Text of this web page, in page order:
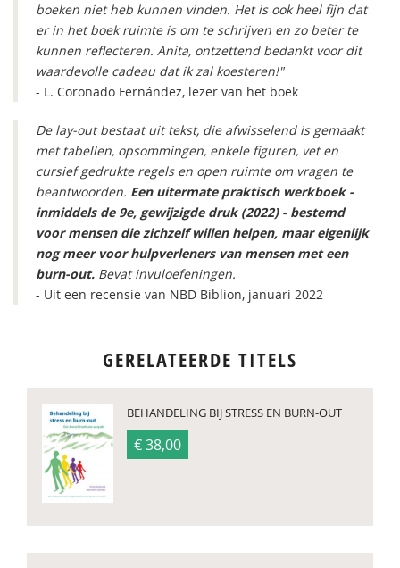
boeken niet heb kunnen vinden. Het is ook heel fijn dat
er in het boek ruimte is om te schrijven en zo beter te
kunnen reflecteren. Anita, ontzettend bedankt voor dit
waardevolle cadeau dat ik zal koesteren!"
- L. Coronado Fernández, lezer van het boek
De lay-out bestaat uit tekst, die afwisselend is gemaakt
met tabellen, opsommingen, enkele figuren, vet en
cursief gedrukte regels en open ruimte om vragen te
beantwoorden. Een uitermate praktisch werkboek -
inmiddels de 9e, gewijzigde druk (2022) - bestemd
voor mensen die zichzelf willen helpen, maar eigenlijk
nog meer voor hulpverleners van mensen met een
burn-out. Bevat invuloefeningen.
- Uit een recensie van NBD Biblion, januari 2022
GERELATEERDE TITELS
BEHANDELING BIJ STRESS EN BURN-OUT
€ 38,00